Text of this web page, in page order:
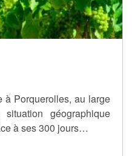
à Porquerolles, au large
géographique
à ses 300 jours…